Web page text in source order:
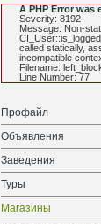
A PHP Error was
Severity: 8192
Message: Non-
called statically,
incompatible
Filename:
Line Number: 77
Профайл
Объявления
Заведения
Туры
Магазины